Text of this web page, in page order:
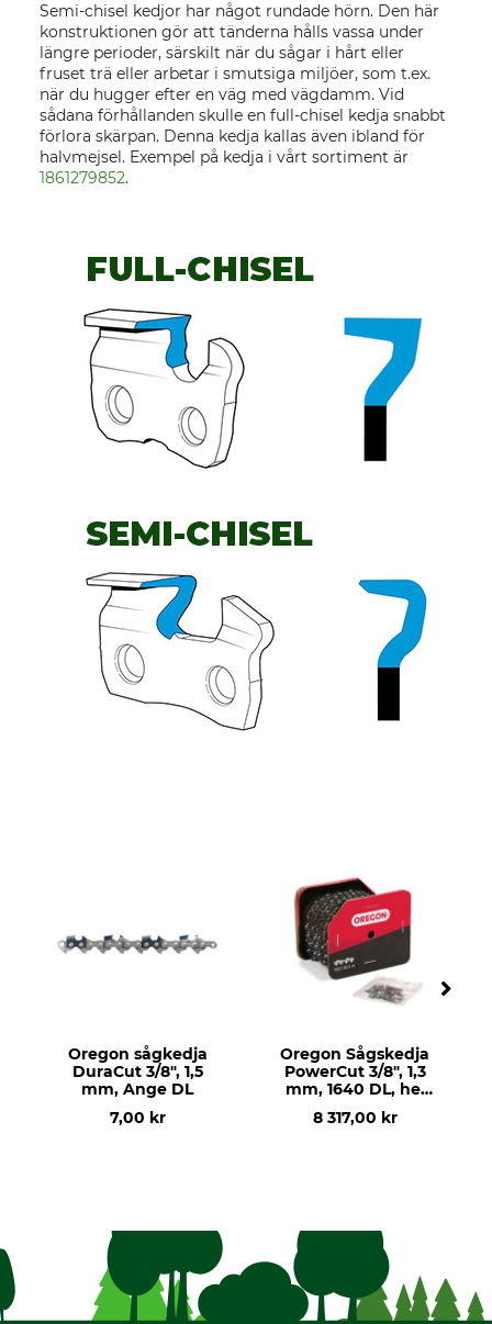
Semi-chisel kedjor har något rundade hörn. Den här
konstruktionen gör att tänderna hålls vassa under
längre perioder, särskilt när du sågar i hårt eller
fruset trä eller arbetar i smutsiga miljöer, som t.ex.
när du hugger efter en väg med vägdamm. Vid
sådana förhållanden skulle en full-chisel kedja snabbt
förlora skärpan. Denna kedja kallas även ibland för
halvmejsel. Exempel på kedja i vårt sortiment är
1861279852.
Oregon sågkedja
DuraCut 3/8", 1,5
mm, Ange DL
7,00 kr
Oregon Sågskedja
PowerCut 3/8", 1,3
mm, 1640 DL, hel
8 317,00 kr